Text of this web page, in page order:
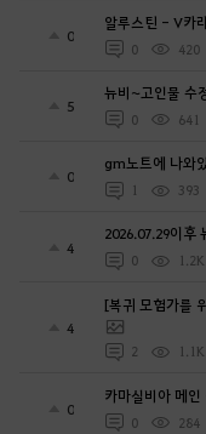
0
알루스틴 - V카
0 420
5
뉴비~고인물 수
0 641
0
gm노트에 나와
1 393
4
2026.07.29이후
0 1.2K
4
[복귀 모험가를
2 1.1K
0
카마실비아 메
0 284